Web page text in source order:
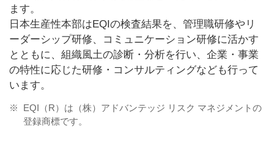
ます。
日本生産性本部はEQIの検査結果を、管理職研修やリ
ーダーシップ研修、コミュニケーション研修に活かす
とともに、組織風土の診断・分析を行い、企業・事業
の特性に応じた研修・コンサルティングなども行って
います。
※
EQI（R）は（株）アドバンテッジ リスク マネジメントの
登録商標です。